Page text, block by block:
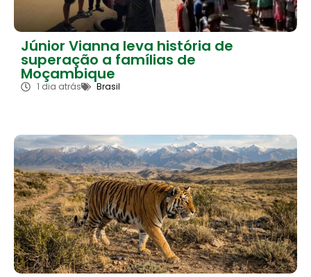
Júnior Vianna leva história de
superação a famílias de
Moçambique
1 dia atrás Brasil